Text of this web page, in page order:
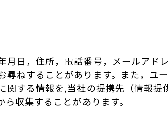
日，住所，電話番号，メールアド
ねすることがあります。また，ユ
関する情報を,当社の提携先（情報
収集することがあります。